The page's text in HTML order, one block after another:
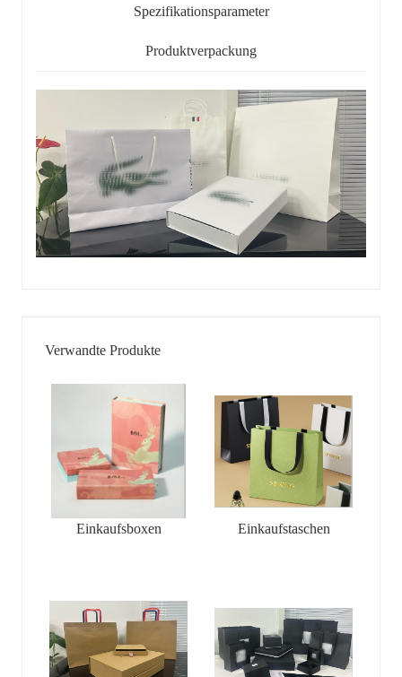
Spezifikationsparameter
Produktverpackung
Verwandte Produkte
Einkaufsboxen Einkaufstaschen